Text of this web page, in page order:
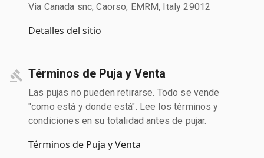
Via Canada snc, Caorso, EMRM, Italy 29012
Detalles del sitio
Términos de Puja y Venta
Las pujas no pueden retirarse. Todo se vende
"como está y donde está". Lee los términos y
condiciones en su totalidad antes de pujar.
Términos de Puja y Venta